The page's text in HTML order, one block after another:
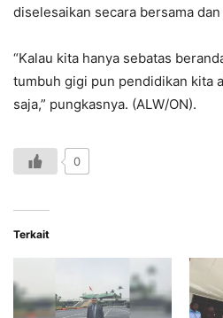
diselesaikan secara bersama
“Kalau kita hanya sebatas
tumbuh gigi pun pendidikan kita
saja,” pungkasnya. (ALW/ON).
0
Terkait